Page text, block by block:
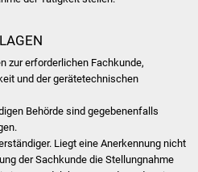
Schulen
Kindergärten
Kolping-Musikschule
zur erforderlichen Fachkunde,
und der gerätetechnischen
Behörde sind gegebenenfalls
Liegt eine Anerkennung nicht
der Sachkunde die Stellungnahme